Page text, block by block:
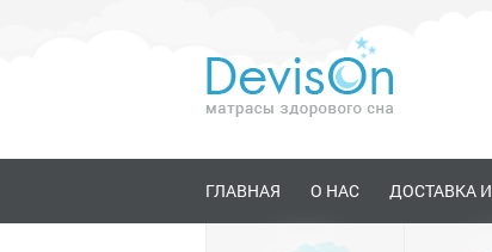
ГЛАВНАЯ О НАС ДОСТАВКА